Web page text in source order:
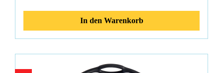
In den Warenkorb